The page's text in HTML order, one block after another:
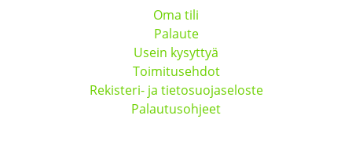
Oma tili
Palaute
Usein kysyttyä
Toimitusehdot
Rekisteri- ja tietosuojaseloste
Palautusohjeet